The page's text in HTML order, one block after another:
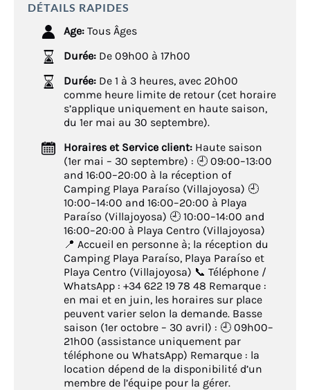
DÉTAILS RAPIDES
Age: Tous Âges
Durée: De 09h00 à 17h00
Durée: De 1 à 3 heures, avec 20h00
comme heure limite de retour (cet horaire
s’applique uniquement en haute saison,
du 1er mai au 30 septembre).
Horaires et Service client: Haute saison
(1er mai – 30 septembre) : 🕘 09:00–13:00
and 16:00–20:00 à la réception of
Camping Playa Paraíso (Villajoyosa) 🕘
10:00–14:00 and 16:00–20:00 à Playa
Paraíso (Villajoyosa) 🕘 10:00–14:00 and
16:00–20:00 à Playa Centro (Villajoyosa)
📍 Accueil en personne à; la réception du
Camping Playa Paraíso, Playa Paraíso et
Playa Centro (Villajoyosa) 📞 Téléphone /
WhatsApp : +34 622 19 78 48 Remarque :
en mai et en juin, les horaires sur place
peuvent varier selon la demande. Basse
saison (1er octobre – 30 avril) : 🕘 09h00–
21h00 (assistance uniquement par
téléphone ou WhatsApp) Remarque : la
location dépend de la disponibilité d’un
membre de l’équipe pour la gérer.